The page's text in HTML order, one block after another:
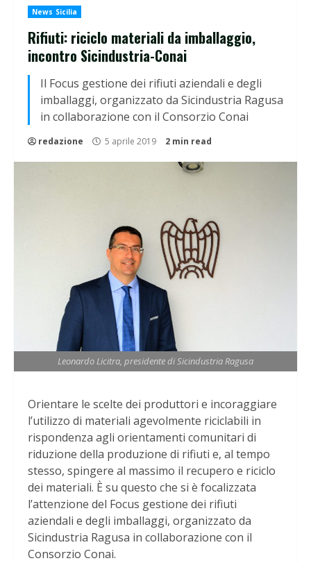
News Sicilia
Rifiuti: riciclo materiali da imballaggio,
incontro Sicindustria-Conai
Il Focus gestione dei rifiuti aziendali e degli
imballaggi, organizzato da Sicindustria Ragusa
in collaborazione con il Consorzio Conai
redazione 5 aprile 2019 2 min read
Leonardo Licitra, presidente di Sicindustria Ragusa
Orientare le scelte dei produttori e incoraggiare
l’utilizzo di materiali agevolmente riciclabili in
rispondenza agli orientamenti comunitari di
riduzione della produzione di rifiuti e, al tempo
stesso, spingere al massimo il recupero e riciclo
dei materiali. È su questo che si è focalizzata
l’attenzione del Focus gestione dei rifiuti
aziendali e degli imballaggi, organizzato da
Sicindustria Ragusa in collaborazione con il
Consorzio Conai.